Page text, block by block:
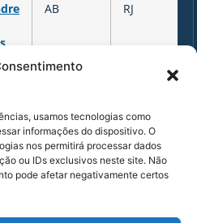
usamos tecnologias como
informações do dispositivo. O
nos permitirá processar dados
ou IDs exclusivos neste site. Não
pode afetar negativamente certos
AB RJ
AB RJ